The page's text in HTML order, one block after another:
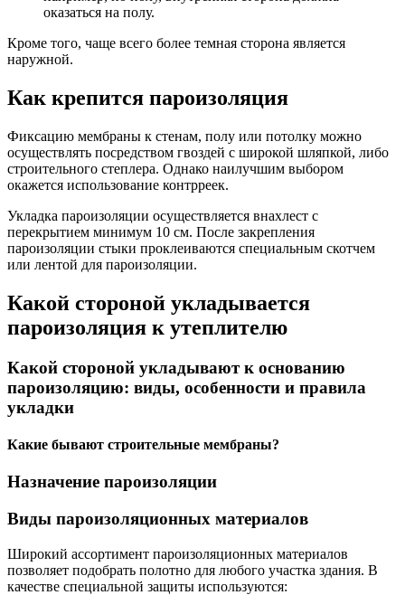
оказаться на полу.
Кроме того, чаще всего более темная сторона является
наружной.
Как крепится пароизоляция
Фиксацию мембраны к стенам, полу или потолку можно
осуществлять посредством гвоздей с широкой шляпкой, либо
строительного степлера. Однако наилучшим выбором
окажется использование контрреек.
Укладка пароизоляции осуществляется внахлест с
перекрытием минимум 10 см. После закрепления
пароизоляции стыки проклеиваются специальным скотчем
или лентой для пароизоляции.
Какой стороной укладывается
пароизоляция к утеплителю
Какой стороной укладывают к основанию
пароизоляцию: виды, особенности и правила
укладки
Какие бывают строительные мембраны?
Назначение пароизоляции
Виды пароизоляционных материалов
Широкий ассортимент пароизоляционных материалов
позволяет подобрать полотно для любого участка здания. В
качестве специальной защиты используются: